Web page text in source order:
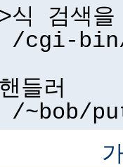
식 검색
/cgi-
들러
/~bob/